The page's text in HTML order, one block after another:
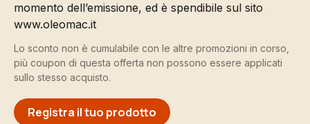
momento dell’emissione, ed è spendibile sul sito
www.oleomac.it
Lo sconto non è cumulabile con le altre promozioni in corso,
più coupon di questa offerta non possono essere applicati
sullo stesso acquisto.
Registra il tuo prodotto